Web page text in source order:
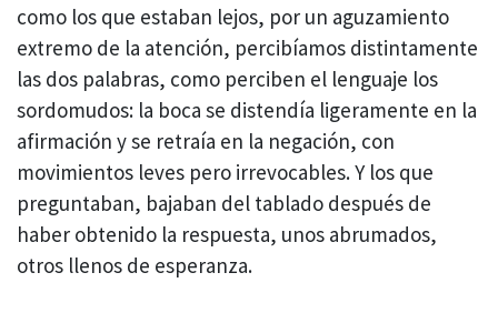
como los que estaban lejos, por un aguzamiento
extremo de la atención, percibíamos distintamente
las dos palabras, como perciben el lenguaje los
sordomudos: la boca se distendía ligeramente en la
afirmación y se retraía en la negación, con
movimientos leves pero irrevocables. Y los que
preguntaban, bajaban del tablado después de
haber obtenido la respuesta, unos abrumados,
otros llenos de esperanza.